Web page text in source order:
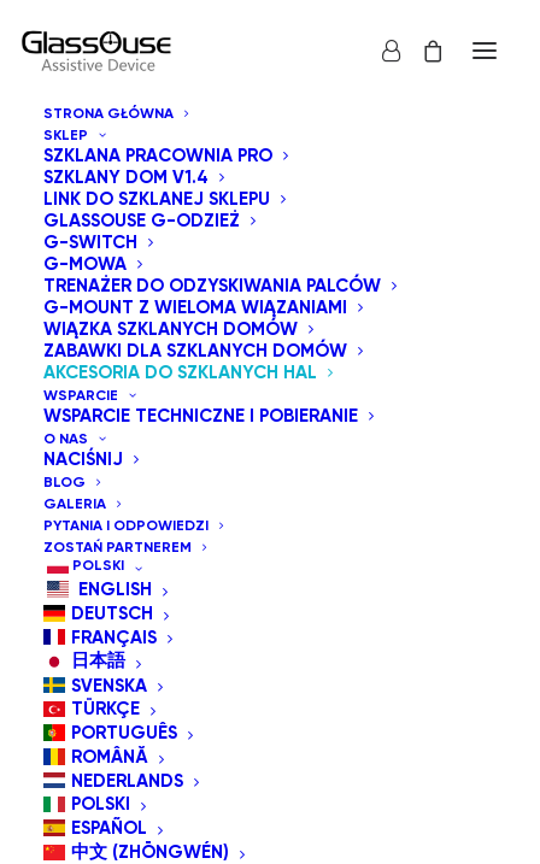
STRONA GŁÓWNA
SKLEP
SZKLANA PRACOWNIA PRO
SZKLANY DOM V1.4
LINK DO SZKLANEJ SKLEPU
GLASSOUSE G-ODZIEŻ
G-SWITCH
G-MOWA
TRENAŻER DO ODZYSKIWANIA PALCÓW
G-MOUNT Z WIELOMA WIĄZANIAMI
WIĄZKA SZKLANYCH DOMÓW
ZABAWKI DLA SZKLANYCH DOMÓW
AKCESORIA DO SZKLANYCH HAL
WSPARCIE
WSPARCIE TECHNICZNE I POBIERANIE
O NAS
NACIŚNIJ
BLOG
GALERIA
PYTANIA I ODPOWIEDZI
ZOSTAŃ PARTNEREM
POLSKI
ENGLISH
DEUTSCH
FRANÇAIS
日本語
SVENSKA
TÜRKÇE
PORTUGUÊS
ROMÂNĂ
NEDERLANDS
POLSKI
ESPAÑOL
中文 (ZHŌNGWÉN)